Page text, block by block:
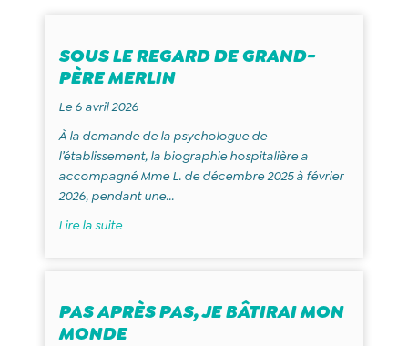
SOUS LE REGARD DE GRAND-
PÈRE MERLIN
Le 6 avril 2026
À la demande de la psychologue de
l’établissement, la biographie hospitalière a
accompagné Mme L. de décembre 2025 à février
2026, pendant une...
Lire la suite
PAS APRÈS PAS, JE BÂTIRAI MON
MONDE